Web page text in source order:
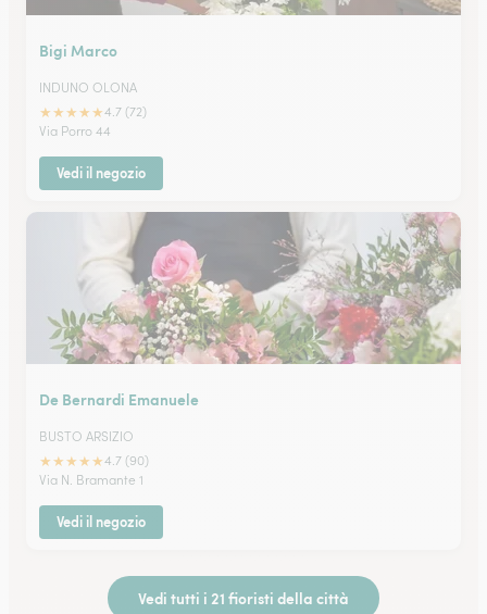
Bigi Marco
INDUNO OLONA
★★★★★4.7 (72)
Via Porro 44
Vedi il negozio
De Bernardi Emanuele
BUSTO ARSIZIO
★★★★★4.7 (90)
Via N. Bramante 1
Vedi il negozio
Vedi tutti i 21 fioristi della città